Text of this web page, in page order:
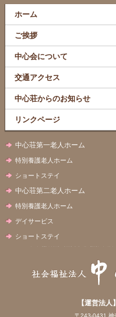
ホーム
ご挨拶
中心会について
交通アクセス
中心荘からのお知らせ
リンクページ
中心荘第一老人ホーム
特別養護老人ホーム
ショートステイ
中心荘第二老人ホーム
特別養護老人ホーム
デイサービス
ショートステイ
【運営法
〒243-0431 神